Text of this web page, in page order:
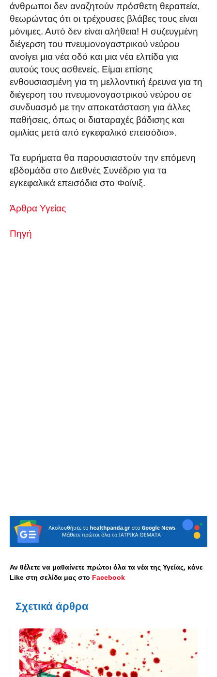
άνθρωποι δεν αναζητούν πρόσθετη θεραπεία,
θεωρώντας ότι οι τρέχουσες βλάβες τους είναι
μόνιμες. Αυτό δεν είναι αλήθεια! Η συζευγμένη
διέγερση του πνευμονογαστρικού νεύρου
ανοίγει μια νέα οδό και μια νέα ελπίδα για
αυτούς τους ασθενείς. Είμαι επίσης
ενθουσιασμένη για τη μελλοντική έρευνα για τη
διέγερση του πνευμονογαστρικού νεύρου σε
συνδυασμό με την αποκατάσταση για άλλες
παθήσεις, όπως οι διαταραχές βάδισης και
ομιλίας μετά από εγκεφαλικό επεισόδιο».
Τα ευρήματα θα παρουσιαστούν την επόμενη
εβδομάδα στο Διεθνές Συνέδριο για τα
εγκεφαλικά επεισόδια στο Φοίνιξ.
Άρθρα Υγείας
Πηγή
Αν θέλετε να μαθαίνετε πρώτοι όλα τα νέα της Υγείας, κάνε
Like στη σελίδα μας στο Facebook
Σχετικά άρθρα